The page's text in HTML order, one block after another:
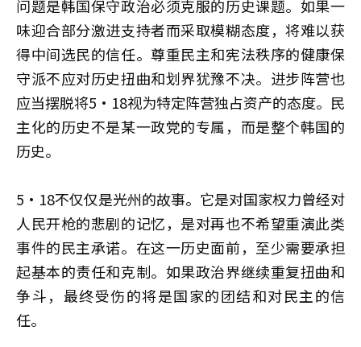
问题是韩国保守政治必须克服的历史课题。如果一
味迎合部分激进支持者而采取模糊态度，将难以获
得中间选民的信任。尊重民主和宪法秩序的健康保
守派不应对历史扭曲和划界犹豫不决。进步阵营也
应当摆脱将5·18视为特定阵营独占资产的态度。民
主化的历史不是某一政党的专属，而是整个韩国的
历史。
5·18不仅仅是光州的故事。它是对国家权力曾经对
人民开枪的悲剧的记忆，是对再也不希望重演此类
事件的民主承诺。在这一历史面前，至少需要承担
起基本的责任和克制。如果政治界继续重复扭曲和
争斗，最终受伤的将是国家的团结和对民主的信
任。